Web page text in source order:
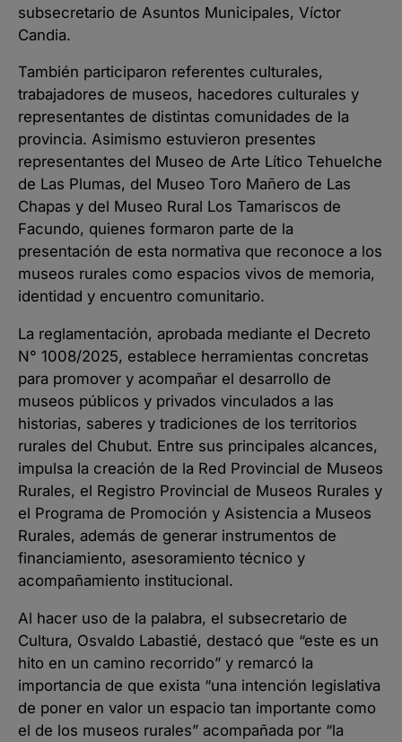
subsecretario de Asuntos Municipales, Víctor
Candia.
También participaron referentes culturales,
trabajadores de museos, hacedores culturales y
representantes de distintas comunidades de la
provincia. Asimismo estuvieron presentes
representantes del Museo de Arte Lítico Tehuelche
de Las Plumas, del Museo Toro Mañero de Las
Chapas y del Museo Rural Los Tamariscos de
Facundo, quienes formaron parte de la
presentación de esta normativa que reconoce a los
museos rurales como espacios vivos de memoria,
identidad y encuentro comunitario.
La reglamentación, aprobada mediante el Decreto
N° 1008/2025, establece herramientas concretas
para promover y acompañar el desarrollo de
museos públicos y privados vinculados a las
historias, saberes y tradiciones de los territorios
rurales del Chubut. Entre sus principales alcances,
impulsa la creación de la Red Provincial de Museos
Rurales, el Registro Provincial de Museos Rurales y
el Programa de Promoción y Asistencia a Museos
Rurales, además de generar instrumentos de
financiamiento, asesoramiento técnico y
acompañamiento institucional.
Al hacer uso de la palabra, el subsecretario de
Cultura, Osvaldo Labastié, destacó que “este es un
hito en un camino recorrido” y remarcó la
importancia de que exista “una intención legislativa
de poner en valor un espacio tan importante como
el de los museos rurales” acompañada por “la